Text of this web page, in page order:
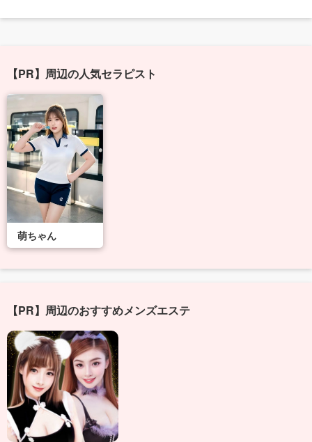
【PR】周辺の人気セラピスト
萌ちゃん
【PR】周辺のおすすめメンズエステ